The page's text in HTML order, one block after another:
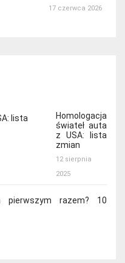
17 czerwca 2026
Homologacja
świateł auta
z USA: lista
zmian
12 sierpnia
2025
razem? 10